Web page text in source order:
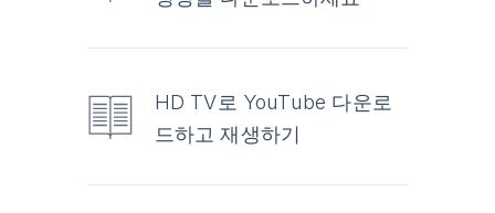
HD TV로 YouTube 다운로
드하고 재생하기